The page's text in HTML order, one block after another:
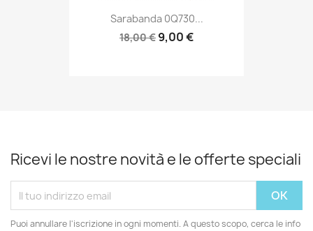
Sarabanda 0Q730...
18,00 € 9,00 €
Ricevi le nostre novità e le offerte speciali
Puoi annullare l'iscrizione in ogni momenti. A questo scopo, cerca le info